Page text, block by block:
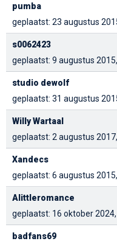
pumba
geplaatst: 23 augustus
s0062423
geplaatst: 9 augustus
studio dewolf
geplaatst: 31 augustus
Willy Wartaal
geplaatst: 2 augustus
Xandecs
geplaatst: 6 augustus
Alittleromance
geplaatst: 16 oktober
badfans69